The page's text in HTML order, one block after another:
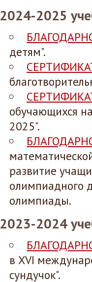
2024-2025
детям".
обучающихся
2025".
развитие
олимпиадного
олимпиады.
2023-2024
в XVI
сундучок".